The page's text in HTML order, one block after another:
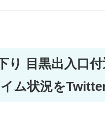
り 目黒出入口
ム状況を